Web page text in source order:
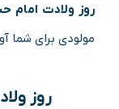
روز ولادت امام
مولودی برای شما
روز